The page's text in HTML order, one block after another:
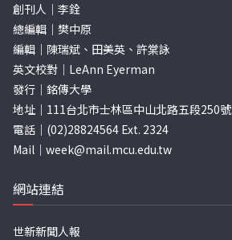
創刊人｜李銓
總編輯｜樊中原
編輯｜陳瑞斌、田美英、許棠詠
英文校對｜LeAnn Eyerman
發行｜銘傳大學
地址｜111台北市士林區中山北路五段250號
電話｜(02)28824564 Ext. 2324
Mail｜ week@mail.mcu.edu.tw
網站連結
世新新聞人報